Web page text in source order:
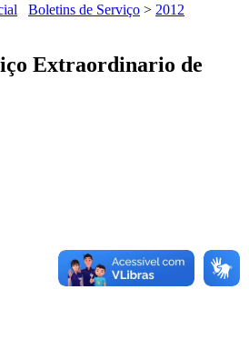
Boletins de Serviço > 2012
Extraordinario de